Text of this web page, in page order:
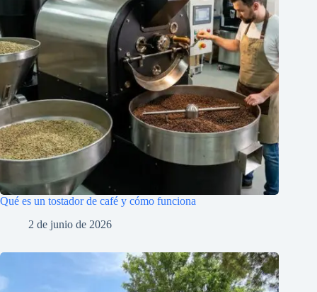
Qué es un tostador de café y cómo funciona
2 de junio de 2026